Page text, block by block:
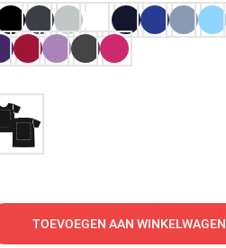
TOEVOEGEN AAN WINKELWAGEN